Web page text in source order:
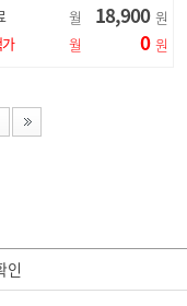
월 18,900 원
월 0 원
인